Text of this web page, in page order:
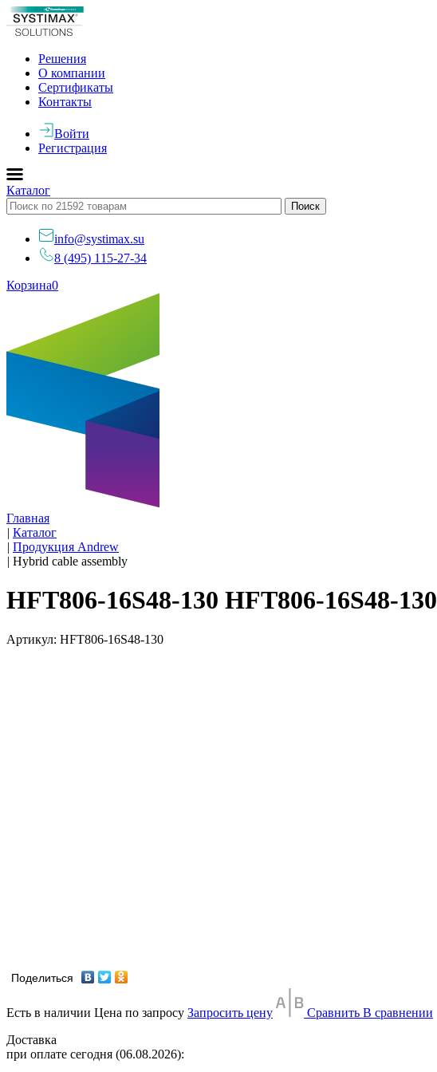
Решения
О компании
Сертификаты
Контакты
Войти
Регистрация
Каталог
info@systimax.su
8 (495) 115-27-34
Корзина0
Главная
| Каталог
| Продукция Andrew
| Hybrid cable assembly
HFT806-16S48-130 HFT806-16S48-130
Артикул: HFT806-16S48-130
Поделиться
Есть в наличии Цена по запросу Запросить цену Сравнить В сравнении
Доставка
при оплате сегодня (06.08.2026):